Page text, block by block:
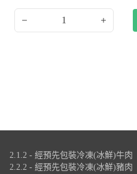
1
2.1.2 - 經預先包裝冷凍(冰鮮)牛肉
2.2.2 - 經預先包裝冷凍(冰鮮)豬肉